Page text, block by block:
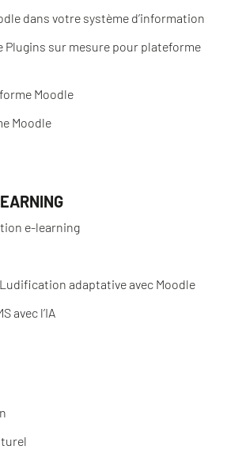
dans votre système d’information
Plugins sur mesure pour plateforme
Moodle
Moodle
e-learning
adaptative avec Moodle
avec l’IA